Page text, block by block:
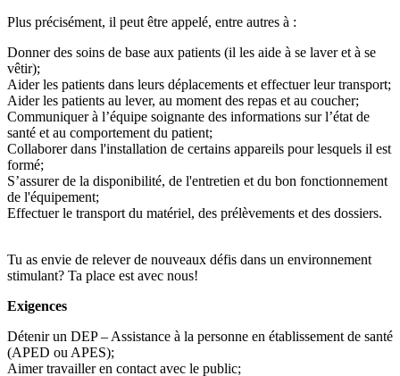
Plus précisément, il peut être appelé, entre autres à :
Donner des soins de base aux patients (il les aide à se laver et à se
vêtir);
Aider les patients dans leurs déplacements et effectuer leur transport;
Aider les patients au lever, au moment des repas et au coucher;
Communiquer à l’équipe soignante des informations sur l’état de
santé et au comportement du patient;
Collaborer dans l'installation de certains appareils pour lesquels il est
formé;
S’assurer de la disponibilité, de l'entretien et du bon fonctionnement
de l'équipement;
Effectuer le transport du matériel, des prélèvements et des dossiers.
Tu as envie de relever de nouveaux défis dans un environnement
stimulant? Ta place est avec nous!
Exigences
Détenir un DEP – Assistance à la personne en établissement de santé
(APED ou APES);
Aimer travailler en contact avec le public;